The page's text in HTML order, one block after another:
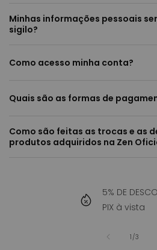
Minhas informações pessoais
sigilo?
Como acesso minha conta?
Quais são as formas de
Como são feitas as trocas e as
produtos adquiridos na Zen
5% DE
PIX à vista
1 /de
3